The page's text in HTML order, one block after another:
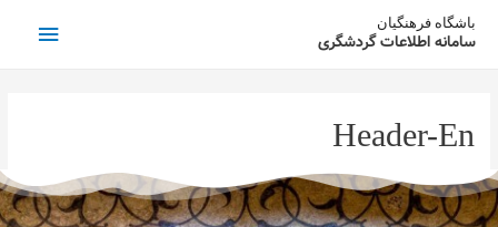
باشگاه فرهنگیان
سامانه اطلاعات گردشگری
Header-En